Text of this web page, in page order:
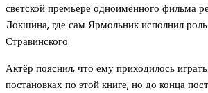
светской премьере одноимённого фильма
Локшина, где сам Ярмольник исполнил
Стравинского.
Актёр пояснил, что ему приходилось
постановках по этой книге, но до конца